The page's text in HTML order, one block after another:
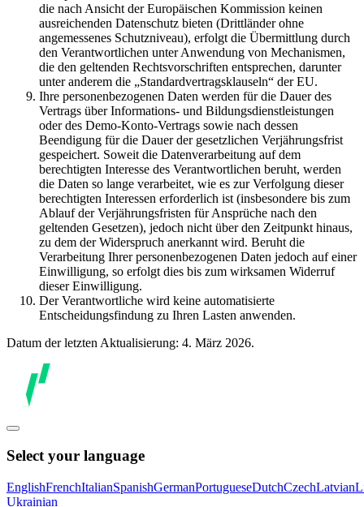
die nach Ansicht der Europäischen Kommission keinen
ausreichenden Datenschutz bieten (Drittländer ohne
angemessenes Schutzniveau), erfolgt die Übermittlung durch
den Verantwortlichen unter Anwendung von Mechanismen,
die den geltenden Rechtsvorschriften entsprechen, darunter
unter anderem die „Standardvertragsklauseln“ der EU.
Ihre personenbezogenen Daten werden für die Dauer des
Vertrags über Informations- und Bildungsdienstleistungen
oder des Demo-Konto-Vertrags sowie nach dessen
Beendigung für die Dauer der gesetzlichen Verjährungsfrist
gespeichert. Soweit die Datenverarbeitung auf dem
berechtigten Interesse des Verantwortlichen beruht, werden
die Daten so lange verarbeitet, wie es zur Verfolgung dieser
berechtigten Interessen erforderlich ist (insbesondere bis zum
Ablauf der Verjährungsfristen für Ansprüche nach den
geltenden Gesetzen), jedoch nicht über den Zeitpunkt hinaus,
zu dem der Widerspruch anerkannt wird. Beruht die
Verarbeitung Ihrer personenbezogenen Daten jedoch auf einer
Einwilligung, so erfolgt dies bis zum wirksamen Widerruf
dieser Einwilligung.
Der Verantwortliche wird keine automatisierte
Entscheidungsfindung zu Ihren Lasten anwenden.
Datum der letzten Aktualisierung: 4. März 2026.
Select your language
EnglishFrenchItalianSpanishGermanPortugueseDutchCzechLatvian
Ukrainian